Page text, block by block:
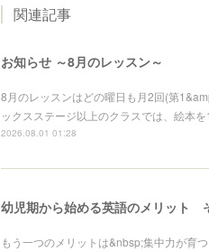
関連記事
お知らせ ～8月のレッスン～
8月のレッスンはどの曜日も月2回(第
ックスステージ以上のクラスでは、絵本
2026.08.01 01:28
幼児期から始める英語のメリット
もう一つのメリットは&nbsp;集中力が育